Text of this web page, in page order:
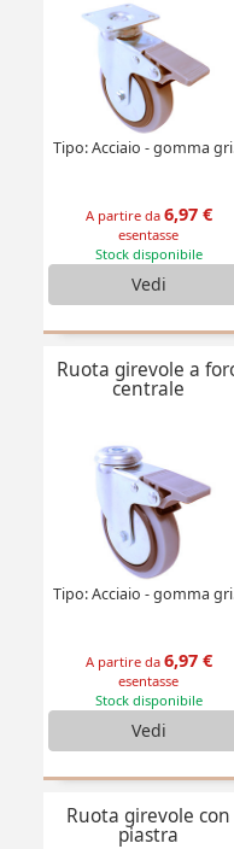
A partire da 6,97 €
esentasse
Stock disponibile
Vedi
Ruota girevole a
centrale
A partire da 6,97 €
esentasse
Stock disponibile
Vedi
Ruota girevole con
piastra